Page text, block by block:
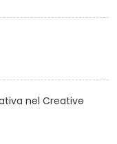
nel Creative